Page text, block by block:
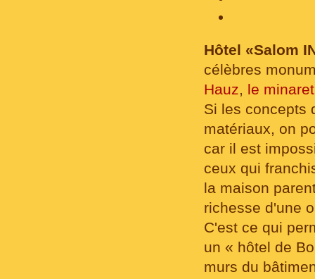
Hôtel «Salom
célèbres
Hauz, le
Si les concepts
matériaux, on
car il est
ceux qui
la maison
richesse d'une
C'est ce qui
un « hôtel de
murs du